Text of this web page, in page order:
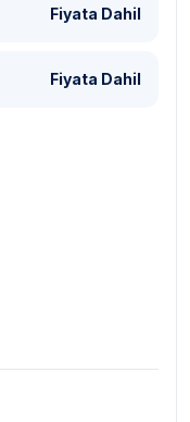
Fiyata Dahil
Fiyata Dahil